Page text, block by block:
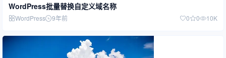
WordPress批量替换自定义域名称
WordPress 9年前 0 0 10K